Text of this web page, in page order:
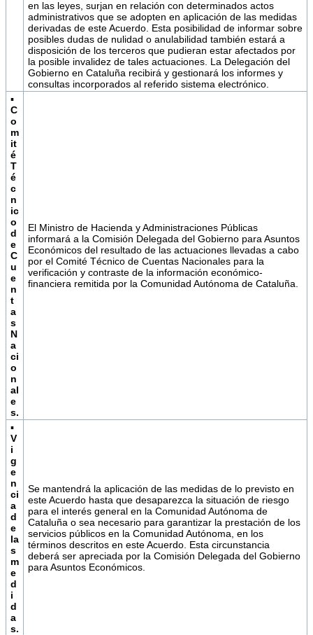
en las leyes, surjan en relación con determinados actos
administrativos que se adopten en aplicación de las medidas
derivadas de este Acuerdo. Esta posibilidad de informar sobre
posibles dudas de nulidad o anulabilidad también estará a
disposición de los terceros que pudieran estar afectados por
la posible invalidez de tales actuaciones. La Delegación del
Gobierno en Cataluña recibirá y gestionará los informes y
consultas incorporados al referido sistema electrónico.
▪
C
o
m
it
é
T
é
c
n
ic
o
d
e
C
u
e
n
t
a
s
N
a
ci
o
n
al
e
s.
El Ministro de Hacienda y Administraciones Públicas
informará a la Comisión Delegada del Gobierno para Asuntos
Económicos del resultado de las actuaciones llevadas a cabo
por el Comité Técnico de Cuentas Nacionales para la
verificación y contraste de la información económico-
financiera remitida por la Comunidad Autónoma de Cataluña.
▪
V
i
g
e
n
ci
a
d
e
la
s
m
e
d
i
d
a
s.
Se mantendrá la aplicación de las medidas de lo previsto en
este Acuerdo hasta que desaparezca la situación de riesgo
para el interés general en la Comunidad Autónoma de
Cataluña o sea necesario para garantizar la prestación de los
servicios públicos en la Comunidad Autónoma, en los
términos descritos en este Acuerdo. Esta circunstancia
deberá ser apreciada por la Comisión Delegada del Gobierno
para Asuntos Económicos.